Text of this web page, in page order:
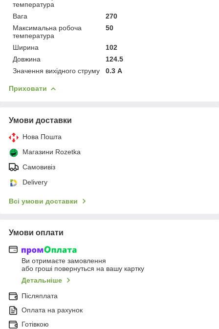
температура
Вага
270
Максимальна робоча
температура
50
Ширина
102
Довжина
124.5
Значення вихідного струму
0.3 А
Приховати
Умови доставки
Нова Пошта
Магазини Rozetka
Самовивіз
Delivery
Всі умови доставки
Умови оплати
Ви отримаєте замовлення
або гроші повернуться на вашу картку
Детальніше
Післяплата
Оплата на рахунок
Готівкою